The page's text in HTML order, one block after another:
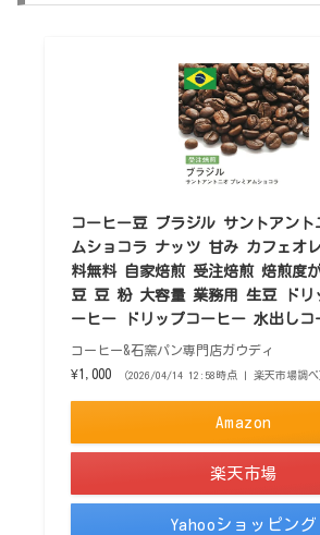
コーヒー豆 ブラジル サントアント
ムショコラ ナッツ 甘み カフェ
料無料 自家焙煎 受注焙煎 焙煎度
豆 豆 粉 大容量 業務用 生豆 ドリ
ーヒー ドリップコーヒー 水出しコ
コーヒー&石窯パン専門店ガウディ
¥1,000
（2026/04/14 12:58時点 | 楽天市場調べ
Amazon
楽天市場
Yahooショッピング